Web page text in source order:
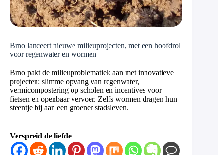
Brno lanceert nieuwe milieuprojecten, met een hoofdrol
voor regenwater en wormen
Brno pakt de milieuproblematiek aan met innovatieve
projecten: slimme opvang van regenwater,
vermicompostering op scholen en incentives voor
fietsen en openbaar vervoer. Zelfs wormen dragen hun
steentje bij aan een groener stadsleven.
Verspreid de liefde